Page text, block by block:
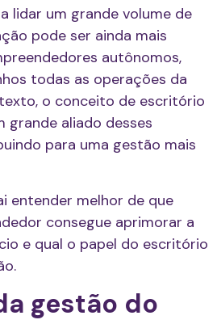
lidar um grande volume de
pode ser ainda mais
autônomos,
todas as operações da
o conceito de escritório
grande aliado desses
para uma gestão mais
entender melhor de que
consegue aprimorar a
e qual o papel do escritório
gestão do